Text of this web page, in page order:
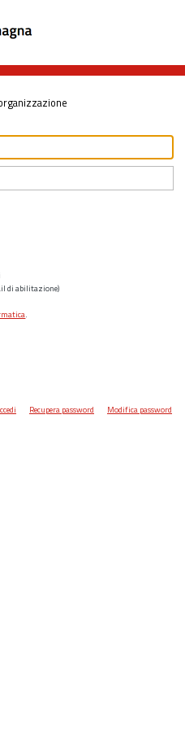
di abilitazione)
.
Recupera password Modifica password